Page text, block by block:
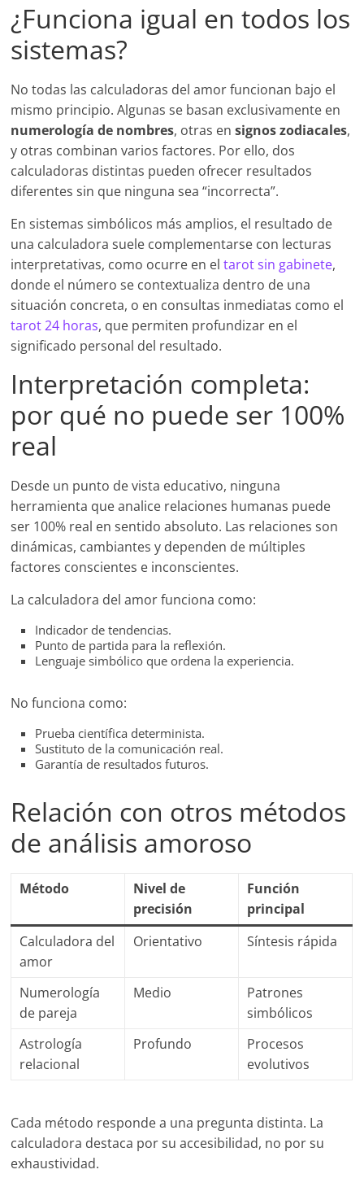
¿Funciona igual en todos los
sistemas?
No todas las calculadoras del amor funcionan bajo el
mismo principio. Algunas se basan exclusivamente en
numerología de nombres, otras ensignos zodiacales,
y otras combinan varios factores. Por ello, dos
calculadoras distintas pueden ofrecer resultados
diferentes sin que ninguna sea “incorrecta”.
En sistemas simbólicos más amplios, el resultado de
una calculadora suele complementarse con lecturas
interpretativas, como ocurre en eltarot sin gabinete,
donde el número se contextualiza dentro de una
situación concreta, o en consultas inmediatas como el
tarot 24 horas, que permiten profundizar en el
significado personal del resultado.
Interpretación completa:
por qué no puede ser 100%
real
Desde un punto de vista educativo, ninguna
herramienta que analice relaciones humanas puede
ser 100% real en sentido absoluto. Las relaciones son
dinámicas, cambiantes y dependen de múltiples
factores conscientes e inconscientes.
La calculadora del amor funciona como:
Indicador de tendencias.
Punto de partida para la reflexión.
Lenguaje simbólico que ordena la experiencia.
No funciona como:
Prueba científica determinista.
Sustituto de la comunicación real.
Garantía de resultados futuros.
Relación con otros métodos
de análisis amoroso
Método
Nivel de
precisión
Función
principal
Calculadora del
amor
Orientativo Síntesis rápida
Numerología
de pareja
Medio
Patrones
simbólicos
Astrología
relacional
Profundo
Procesos
evolutivos
Cada método responde a una pregunta distinta. La
calculadora destaca por su accesibilidad, no por su
exhaustividad.